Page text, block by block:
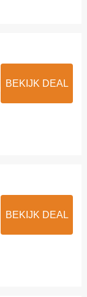
BEKIJK DEAL
BEKIJK DEAL